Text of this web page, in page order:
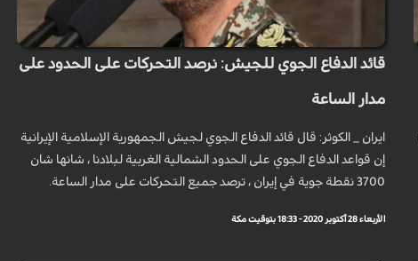
قائد الدفاع الجوي للجيش: نرصد التحركات على الحدود على
مدار الساعة
ايران _ الكوثر: قال قائد الدفاع الجوي لجيش الجمهورية الإسلامية الإيرانية
إن قواعد الدفاع الجوي على الحدود الشمالية الغربية لبلادنا ، شانها شان
3700 نقطة جوية في إيران ، ترصد جميع التحركات على مدار الساعة.
الأربعاء 28 أكتوبر 2020 - 18:33 بتوقيت مكة